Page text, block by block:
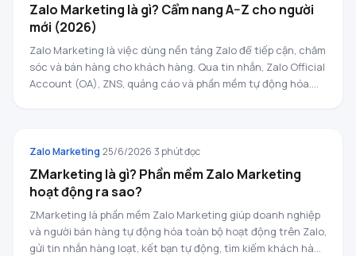
Zalo Marketing là gì? Cẩm nang A–Z cho người
mới (2026)
Zalo Marketing là việc dùng nền tảng Zalo để tiếp cận, chăm
sóc và bán hàng cho khách hàng. Qua tin nhắn, Zalo Official
Account (OA), ZNS, quảng cáo và phần mềm tự động hóa.
Zalo Marketing·25/6/2026·3 phút đọc
ZMarketing là gì? Phần mềm Zalo Marketing
hoạt động ra sao?
ZMarketing là phần mềm Zalo Marketing giúp doanh nghiệp
và người bán hàng tự động hóa toàn bộ hoạt động trên Zalo,
gửi tin nhắn hàng loạt, kết bạn tự động, tìm kiếm khách hàng